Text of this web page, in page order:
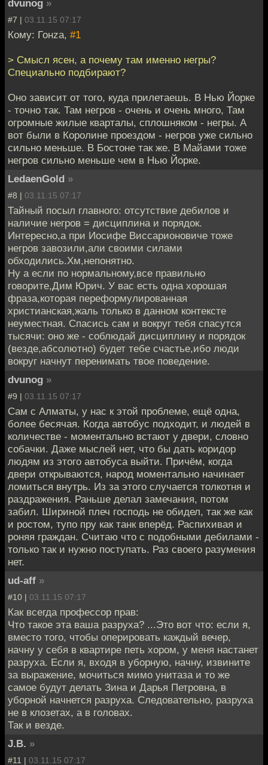
dvunog »
#7 | 03.11.15 07:17
Кому: Гонzа, #1
> Смысл ясен, а почему там именно негры?
Специально подбирают?
Оно зависит от того, куда прилетаешь. В Нью Йорке
- точно так. Там негров - очень и очень много, Там
огромные жилые кварталы, сплошняком - негры. А
вот были в Королине проездом - негров уже сильно
сильно меньше. В Бостоне так же. В Майами тоже
негров сильно меньше чем в Нью Йорке.
LedaenGold »
#8 | 03.11.15 07:17
Тайный посыл главного: отсутствие дебилов и
наличие негров = дисциплина и порядок.
Интересно,а при Иосифе Виссарионовиче тоже
негров завозили,али своими силами
обходились.Хм,непонятно.
Ну а если по нормальному,все правильно
говорите,Дим Юрич. У вас есть одна хорошая
фраза,которая переформулированная
христианская,жаль только в данном контексте
неуместная. Спасись сам и вокруг тебя спасутся
тысячи: оно же - соблюдай дисциплину и порядок
(везде,абсолютно) будет тебе счастье,ибо люди
вокруг начнут перенимать твое поведение.
dvunog »
#9 | 03.11.15 07:17
Сам с Алматы, у нас к этой проблеме, ещё одна,
более бесячая. Когда автобус подходит, и людей в
количестве - моментально встают у двери, словно
собачки. Даже мыслей нет, что бы дать коридор
людям из этого автобуса выйти. Причём, когда
двери открываются, народ моментально начинает
ломиться внутрь. Из за этого случается толкотня и
раздражения. Раньше делал замечания, потом
забил. Шириной плеч господь не обидел, так же как
и ростом, тупо пру как танк вперёд. Распихивая и
роняя граждан. Считаю что с подобными дебилами -
только так и нужно поступать. Раз своего разумения
нет.
ud-aff »
#10 | 03.11.15 07:17
Как всегда профессор прав:
Что такое эта ваша разруха? ...Это вот что: если я,
вместо того, чтобы оперировать каждый вечер,
начну у себя в квартире петь хором, у меня настанет
разруха. Если я, входя в уборную, начну, извините
за выражение, мочиться мимо унитаза и то же
самое будут делать Зина и Дарья Петровна, в
уборной начнется разруха. Следовательно, разруха
не в клозетах, а в головах.
Так и везде.
J.B. »
#11 | 03.11.15 07:17